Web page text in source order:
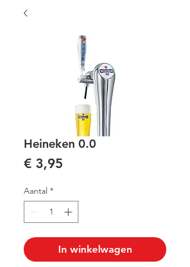
Heineken 0.0
€ 3,95
Aantal *
In winkelwagen